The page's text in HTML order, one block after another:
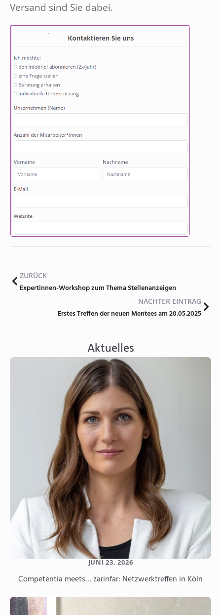
Versand sind Sie dabei.
ZURÜCK
Expertinnen-Workshop zum Thema Stellenanzeigen
NÄCHTER EINTRAG
Erstes Treffen der neuen Mentees am 20.05.2025
Aktuelles
Competentia meets… zarinfar: Netzwerktreffen in Köln
JUNI 23, 2026